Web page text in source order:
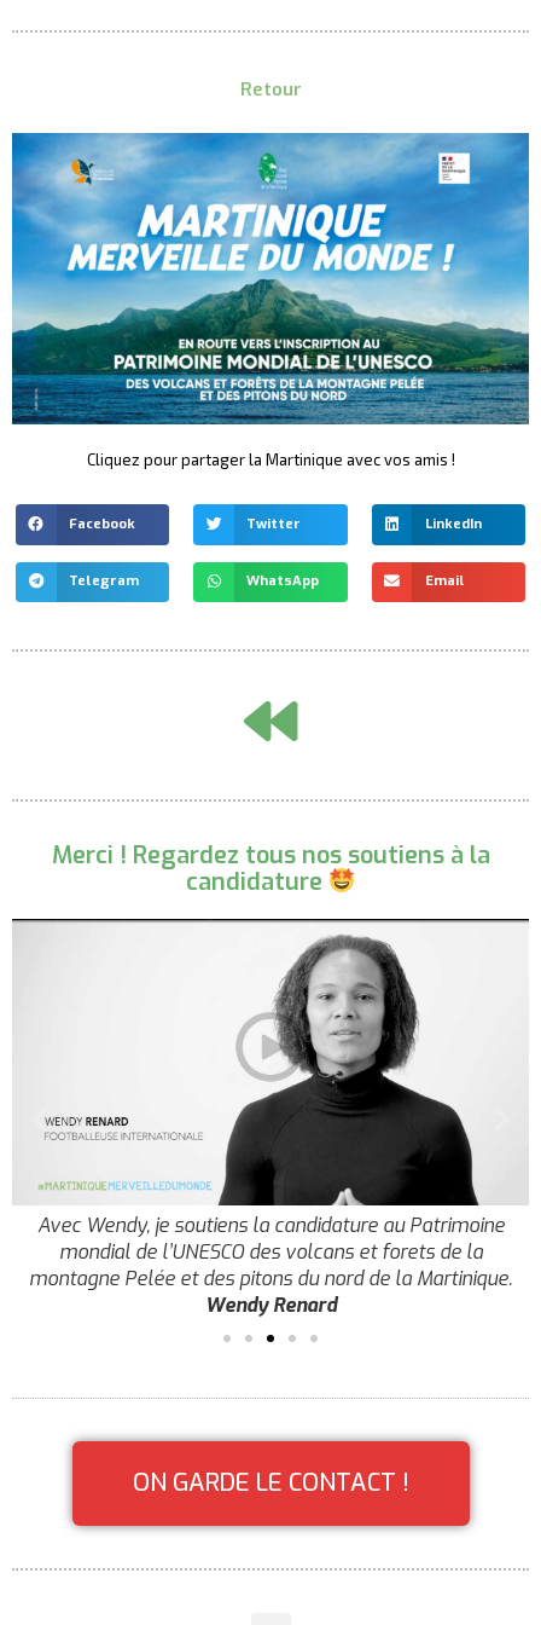
Retour
Cliquez pour partager la Martinique avec vos amis !
Facebook Twitter LinkedIn
Telegram WhatsApp Email
Merci ! Regardez tous nos soutiens à la
candidature
au Patrimoine
et forets de la
de la Martinique.
Avec Harry, je soutiens la
mondial de l’UNESCO
montagne Pelée et des
ON GARDE LE CONTACT !